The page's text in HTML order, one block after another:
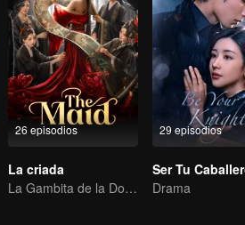
26 episodios
La criada
La Gambita de la Doncella Deshonrada
29 episodios
Ser Tu
Drama